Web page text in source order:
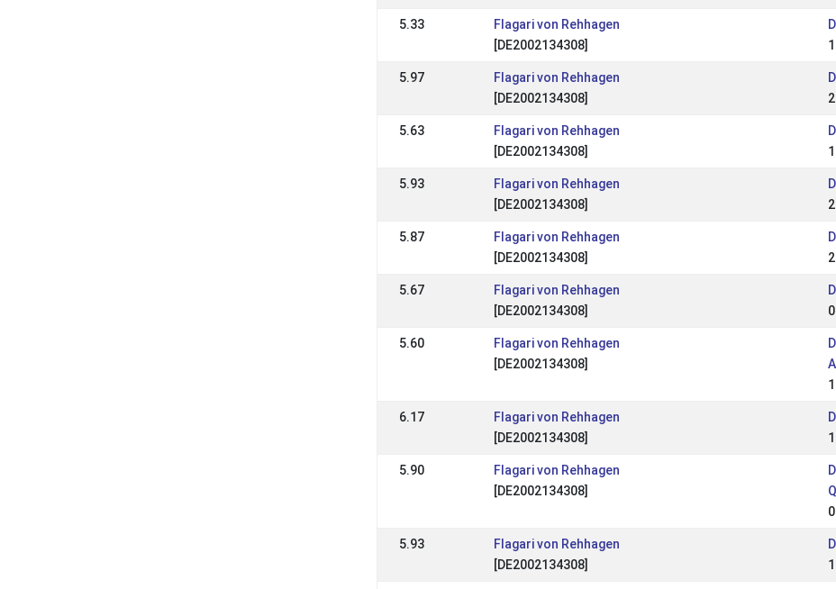
5.33
Flagari von Rehhagen
[DE2002134308]
5.97
Flagari von Rehhagen
[DE2002134308]
5.63
Flagari von Rehhagen
[DE2002134308]
5.93
Flagari von Rehhagen
[DE2002134308]
5.87
Flagari von Rehhagen
[DE2002134308]
5.67
Flagari von Rehhagen
[DE2002134308]
5.60
Flagari von Rehhagen
[DE2002134308]
6.17
Flagari von Rehhagen
[DE2002134308]
5.90
Flagari von Rehhagen
[DE2002134308]
5.93
Flagari von Rehhagen
[DE2002134308]